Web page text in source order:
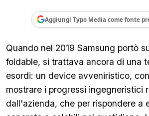
Aggiungi Typo Media come fonte
Quando nel 2019 Samsung portò
foldable, si trattava ancora di una
esordi: un device avveniristico,
mostrare i progressi ingegneristici
dall'azienda, che per rispondere a